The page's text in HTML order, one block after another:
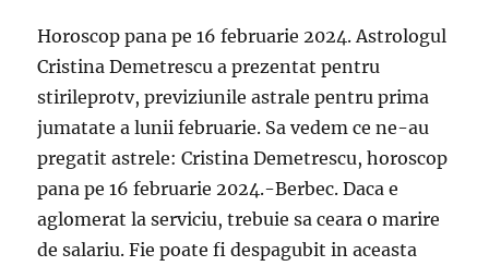
Horoscop pana pe 16 februarie 2024. Astrologul
Cristina Demetrescu a prezentat pentru
stirileprotv, previziunile astrale pentru prima
jumatate a lunii februarie. Sa vedem ce ne-au
pregatit astrele: Cristina Demetrescu, horoscop
pana pe 16 februarie 2024.-Berbec. Daca e
aglomerat la serviciu, trebuie sa ceara o marire
de salariu. Fie poate fi despagubit in aceasta